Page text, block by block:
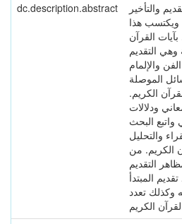
dc.description.abstract
والتأخير
ويكتسب هذا
القرآن
التقديم
والإلمام
الموصلة
الكريم.
ودلالات
واتبع البحث
والتحليل
الكريم. من
التقديم
المبتدأ
وكذلك تعدد